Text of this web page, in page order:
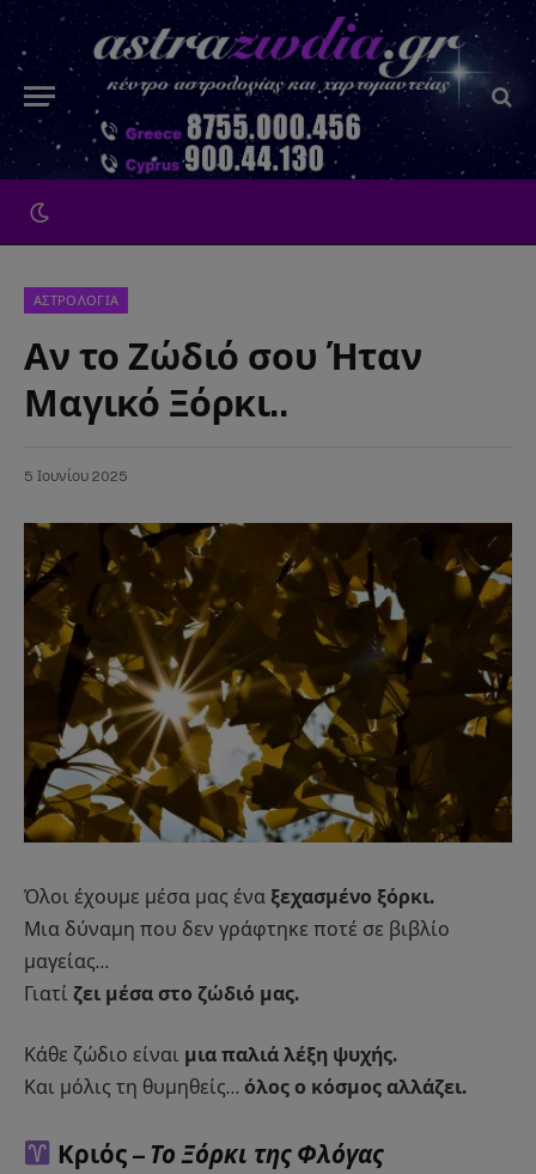
ΑΣΤΡΟΛΟΓΙΑ
Αν το Ζώδιό σου Ήταν
Μαγικό Ξόρκι..
5 Ιουνίου 2025
Όλοι έχουμε μέσα μας ένα ξεχασμένο ξόρκι.
Μια δύναμη που δεν γράφτηκε ποτέ σε βιβλίο
μαγείας…
Γιατί ζει μέσα στο ζώδιό μας.
Κάθε ζώδιο είναι μια παλιά λέξη ψυχής.
Και μόλις τη θυμηθείς… όλος ο κόσμος αλλάζει.
Κριός – Το Ξόρκι της Φλόγας